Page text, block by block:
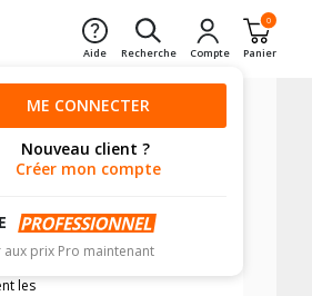
Aide Recherche Compte
0
Panier
ME CONNECTER
Nouveau client ?
Créer mon compte
aux prix Pro maintenant
arrière
les